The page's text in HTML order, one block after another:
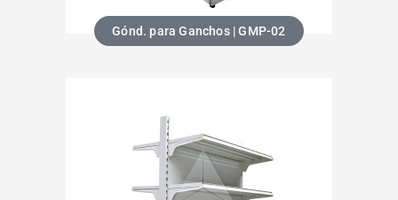
Gónd. para Ganchos | GMP-02